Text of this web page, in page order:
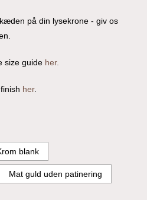
på din lysekrone - giv os
size guide her.
her.
blank
Mat guld uden patinering